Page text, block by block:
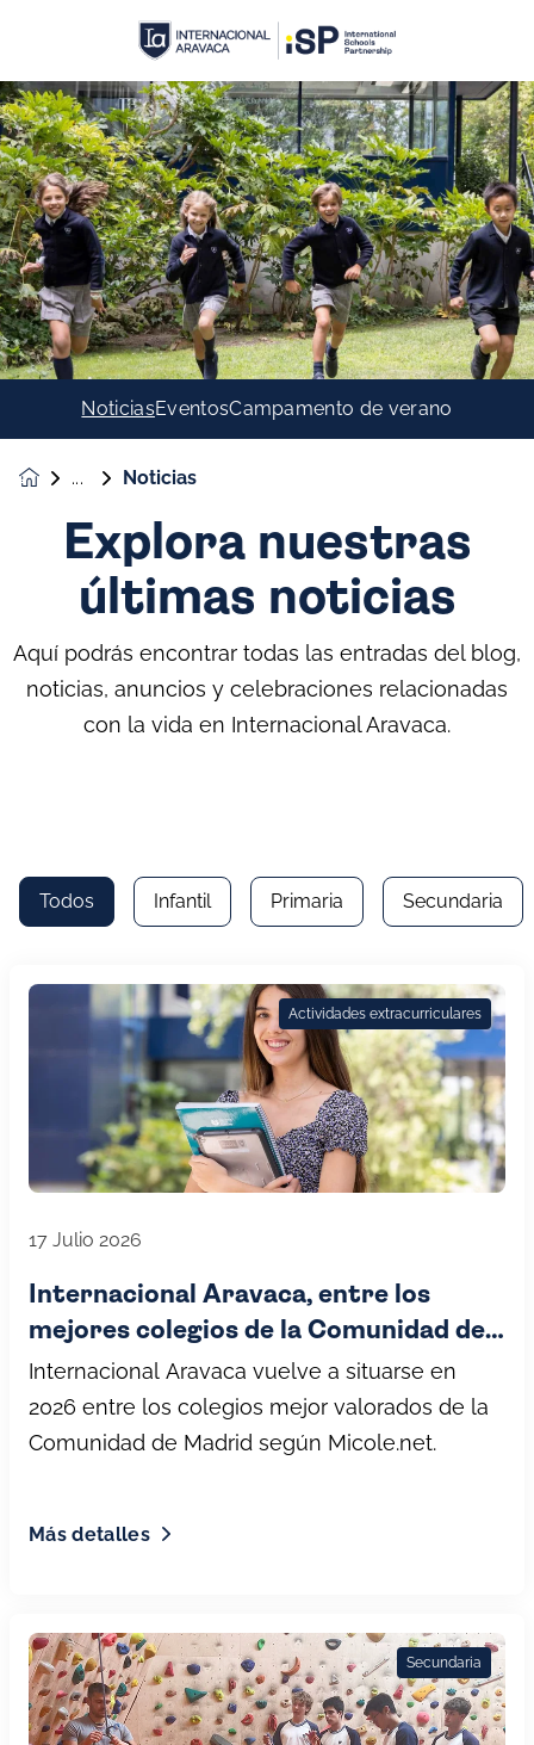
NoticiasEventosCampamento de verano
Noticias
Explora nuestras
últimas noticias
Aquí podrás encontrar todas las entradas del blog,
noticias, anuncios y celebraciones relacionadas
con la vida en Internacional Aravaca.
Todos Infantil Primaria Secundaria
Actividades extracurriculares
17 Julio 2026
Internacional Aravaca, entre los
mejores colegios de la Comunidad de
Madrid (2026) por Micole.net
Internacional Aravaca vuelve a situarse en
2026 entre los colegios mejor valorados de la
Comunidad de Madrid según Micole.net.
Más detalles
Secundaria